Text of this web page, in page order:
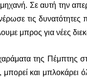
Σε αυτή την
τις δυνατότητες
μπρος για νέες
της Πέμπτης
και μπλοκάρει